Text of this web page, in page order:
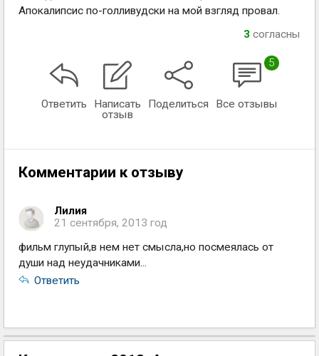
Апокалипсис по-голливудски на мой взгляд провал.
3 согласны
Ответить
Написать
отзыв
Поделиться
5
Все отзывы
Комментарии к отзыву
Лилия
21 сентября, 2013 год
фильм глупый,в нем нет смысла,но посмеялась от
души над неудачниками...
Ответить